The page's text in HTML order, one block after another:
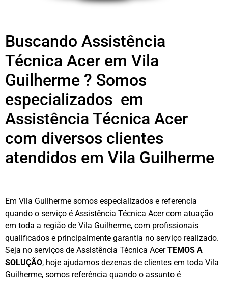
Buscando Assistência
Técnica Acer em Vila
Guilherme ? Somos
especializados em
Assistência Técnica Acer
com diversos clientes
atendidos em Vila Guilherme
Em Vila Guilherme somos especializados e referencia
quando o serviço é Assistência Técnica Acer com atuação
em toda a região de Vila Guilherme, com profissionais
qualificados e principalmente garantia no serviço realizado.
Seja no serviços de Assistência Técnica AcerTEMOS A
SOLUÇÃO, hoje ajudamos dezenas de clientes em toda Vila
Guilherme, somos referência quando o assunto é